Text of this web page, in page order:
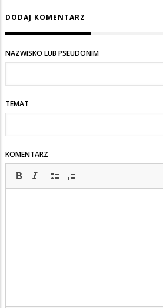
DODAJ KOMENTARZ
NAZWISKO LUB PSEUDONIM
TEMAT
KOMENTARZ